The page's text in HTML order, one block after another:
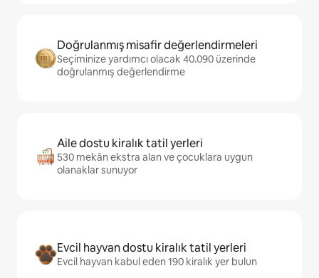
Doğrulanmış misafir değerlendirmeleri
Seçiminize yardımcı olacak 40.090 üzerinde
doğrulanmış değerlendirme
Aile dostu kiralık tatil yerleri
530 mekân ekstra alan ve çocuklara uygun
olanaklar sunuyor
Evcil hayvan dostu kiralık tatil yerleri
Evcil hayvan kabul eden 190 kiralık yer bulun